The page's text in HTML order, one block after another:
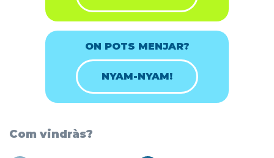
ON POTS MENJAR?
NYAM-NYAM!
Com vindràs?